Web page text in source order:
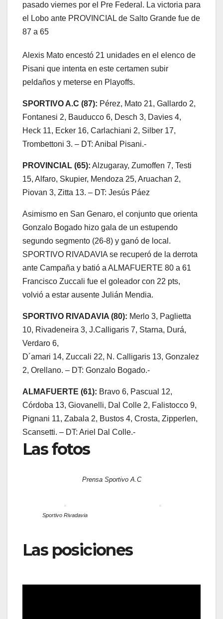
pasado viernes por el Pre Federal. La victoria para
el Lobo ante PROVINCIAL de Salto Grande fue de
87 a 65
Alexis Mato encestó 21 unidades en el elenco de
Pisani que intenta en este certamen subir
peldaños y meterse en Playoffs.
SPORTIVO A.C (87): Pérez, Mato 21, Gallardo 2,
Fontanesi 2, Bauducco 6, Desch 3, Davies 4,
Heck 11, Ecker 16, Carlachiani 2, Silber 17,
Trombettoni 3. – DT: Anibal Pisani.-
PROVINCIAL (65): Alzugaray, Zumoffen 7, Testi
15, Alfaro, Skupier, Mendoza 25, Aruachan 2,
Piovan 3, Zitta 13. – DT: Jesús Páez
Asimismo en San Genaro, el conjunto que orienta
Gonzalo Bogado hizo gala de un estupendo
segundo segmento (26-8) y ganó de local.
SPORTIVO RIVADAVIA se recuperó de la derrota
ante Campaña y batió a ALMAFUERTE 80 a 61
Francisco Zuccali fue el goleador con 22 pts,
volvió a estar ausente Julián Mendia.
SPORTIVO RIVADAVIA (80): Merlo 3, Paglietta
10, Rivadeneira 3, J.Calligaris 7, Starna, Durá,
Verdaro 6,
D´amari 14, Zuccali 22, N. Calligaris 13, Gonzalez
2, Orellano. – DT: Gonzalo Bogado.-
ALMAFUERTE (61): Bravo 6, Pascual 12,
Córdoba 13, Giovanelli, Dal Colle 2, Falistocco 9,
Pignani 11, Zabala 2, Bustos 4, Crosta, Zipperlen,
Scansetti. – DT: Ariel Dal Colle.-
Las fotos
Prensa Sportivo A.C
Sportivo Rivadavia
Las posiciones